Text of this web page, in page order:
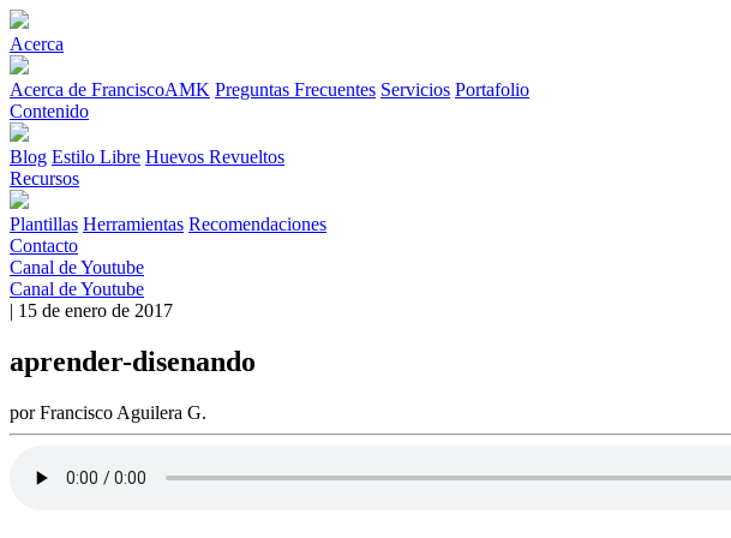
Acerca
Acerca de FranciscoAMK Preguntas Frecuentes Servicios Portafolio
Contenido
Blog Estilo Libre Huevos Revueltos
Recursos
Plantillas Herramientas Recomendaciones
Contacto
Canal de Youtube
Canal de Youtube
| 15 de enero de 2017
aprender-disenando
por Francisco Aguilera G.